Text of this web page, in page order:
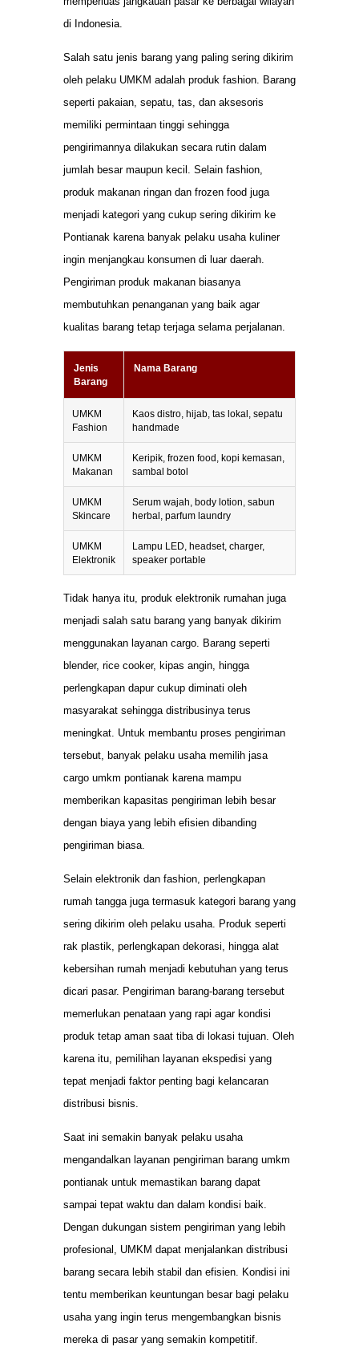
di Indonesia.
Salah satu jenis barang yang paling sering dikirim
oleh pelaku UMKM adalah produk fashion. Barang
seperti pakaian, sepatu, tas, dan aksesoris
memiliki permintaan tinggi sehingga
pengirimannya dilakukan secara rutin dalam
jumlah besar maupun kecil. Selain fashion,
produk makanan ringan dan frozen food juga
menjadi kategori yang cukup sering dikirim ke
Pontianak karena banyak pelaku usaha kuliner
ingin menjangkau konsumen di luar daerah.
Pengiriman produk makanan biasanya
membutuhkan penanganan yang baik agar
kualitas barang tetap terjaga selama perjalanan.
Jenis
Barang
Nama Barang
UMKM
Fashion
Kaos distro, hijab, tas lokal, sepatu
handmade
UMKM
Makanan
Keripik, frozen food, kopi kemasan,
sambal botol
UMKM
Skincare
Serum wajah, body lotion, sabun
herbal, parfum laundry
UMKM
Elektronik
Lampu LED, headset, charger,
speaker portable
Tidak hanya itu, produk elektronik rumahan juga
menjadi salah satu barang yang banyak dikirim
menggunakan layanan cargo. Barang seperti
blender, rice cooker, kipas angin, hingga
perlengkapan dapur cukup diminati oleh
masyarakat sehingga distribusinya terus
meningkat. Untuk membantu proses pengiriman
tersebut, banyak pelaku usaha memilih jasa
cargo umkm pontianak karena mampu
memberikan kapasitas pengiriman lebih besar
dengan biaya yang lebih efisien dibanding
pengiriman biasa.
Selain elektronik dan fashion, perlengkapan
rumah tangga juga termasuk kategori barang yang
sering dikirim oleh pelaku usaha. Produk seperti
rak plastik, perlengkapan dekorasi, hingga alat
kebersihan rumah menjadi kebutuhan yang terus
dicari pasar. Pengiriman barang-barang tersebut
memerlukan penataan yang rapi agar kondisi
produk tetap aman saat tiba di lokasi tujuan. Oleh
karena itu, pemilihan layanan ekspedisi yang
tepat menjadi faktor penting bagi kelancaran
distribusi bisnis.
Saat ini semakin banyak pelaku usaha
mengandalkan layanan pengiriman barang umkm
pontianak untuk memastikan barang dapat
sampai tepat waktu dan dalam kondisi baik.
Dengan dukungan sistem pengiriman yang lebih
profesional, UMKM dapat menjalankan distribusi
barang secara lebih stabil dan efisien. Kondisi ini
tentu memberikan keuntungan besar bagi pelaku
usaha yang ingin terus mengembangkan bisnis
mereka di pasar yang semakin kompetitif.